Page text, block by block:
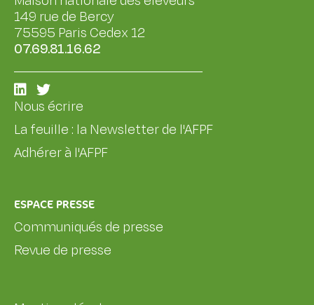
149 rue de Bercy
75595 Paris Cedex 12
07.69.81.16.62
Nous écrire
La feuille : la Newsletter de l'AFPF
Adhérer à l'AFPF
ESPACE PRESSE
Communiqués de presse
Revue de presse